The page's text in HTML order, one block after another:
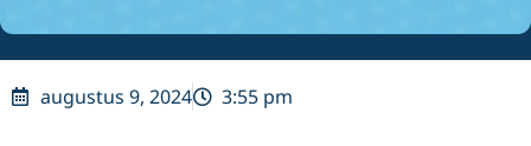
augustus 9, 2024 3:55 pm